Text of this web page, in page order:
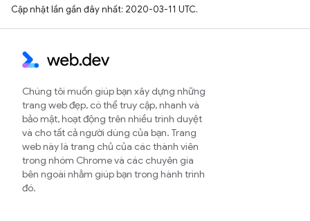
Cập nhật lần gần đây nhất: 2020-03-11 UTC.
Chúng tôi muốn giúp bạn xây dựng những
trang web đẹp, có thể truy cập, nhanh và
bảo mật, hoạt động trên nhiều trình duyệt
và cho tất cả người dùng của bạn. Trang
web này là trang chủ của các thành viên
trong nhóm Chrome và các chuyên gia
bên ngoài nhằm giúp bạn trong hành trình
đó.